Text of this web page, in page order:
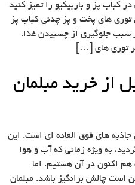
کباب پز و باربیکیو را تمیز کنید
های پخت و پز چدنی کباب پز
سبب جلوگیری از چسبیدن غذا،
توری های […]
از خرید مبلمان
های فوق العاده ای است. این
به ویژه زمانی که آب و هوا
اکنون در آن هستیم. اما
است چالش برانگیز باشد. مبلمان